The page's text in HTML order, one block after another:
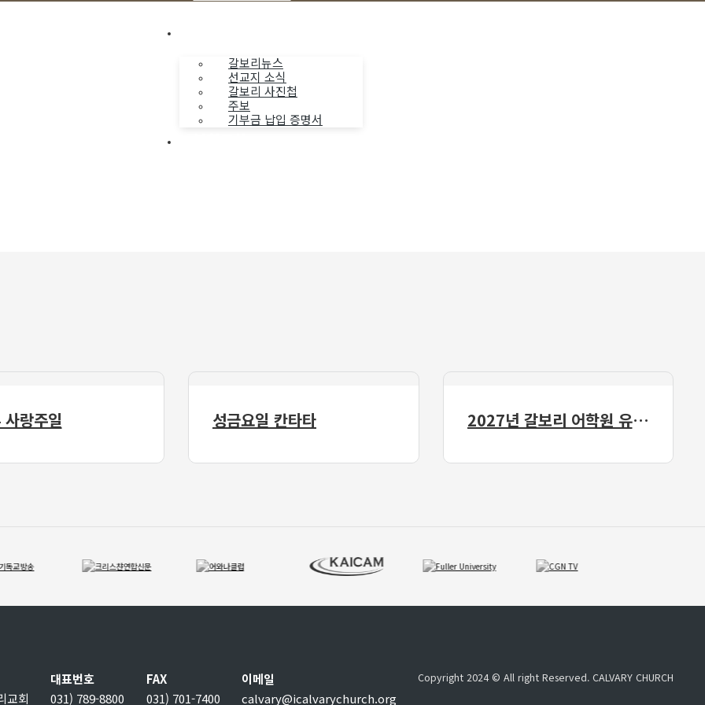
갈보리뉴스
선교지 소식
갈보리 사진첩
주보
기부금 납입 증명서
랑주일 성금요일 칸타타 2027년 갈보리 어학원 유치부 신입생 모집
교회
대표번호
031) 789-8800
FAX
031) 701-7400
이메일
calvary@icalvarychurch.org
Copyright 2024 © All right Reserved. CALVARY CHURCH